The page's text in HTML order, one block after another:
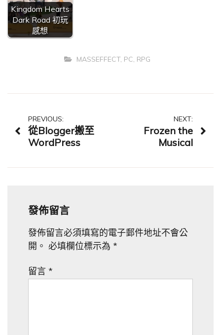
Kingdom Hearts
Dark Road 初玩
感想
MASSEFFECT, PC, RPG
PREVIOUS:
從Blogger搬至
WordPress
NEXT:
Frozen the
Musical
發佈留言
發佈留言必須填寫的電子郵件地址不會公
開。 必填欄位標示為 *
留言 *